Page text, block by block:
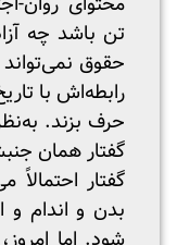
تن باشد چه
حقوق
رابطه‌اش با
حرف بزند.
گفتار
بدن و اندام